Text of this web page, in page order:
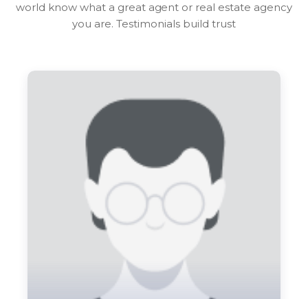
world know what a great agent or real estate agency
you are. Testimonials build trust